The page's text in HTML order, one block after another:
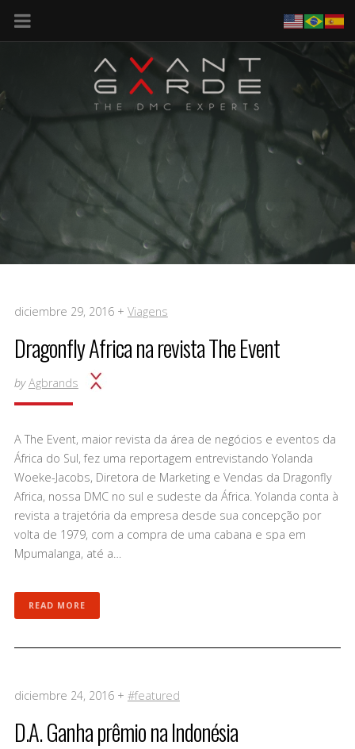
diciembre 29, 2016 + Viagens
Dragonfly Africa na revista The Event
by Agbrands
A The Event, maior revista da área de negócios e eventos da
África do Sul, fez uma reportagem entrevistando Yolanda
Woeke-Jacobs, Diretora de Marketing e Vendas da Dragonfly
Africa, nossa DMC no sul e sudeste da África. Yolanda conta à
revista a trajetória da empresa desde sua concepção por
volta de 1979, com a compra de uma cabana e spa em
Mpumalanga, até a…
READ MORE
diciembre 24, 2016 + #featured
D.A. Ganha prêmio na Indonésia